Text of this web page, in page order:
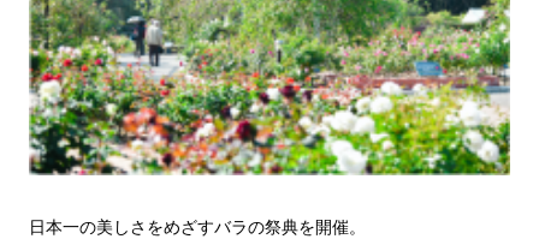
日本一の美しさをめざすバラの祭典を開催。